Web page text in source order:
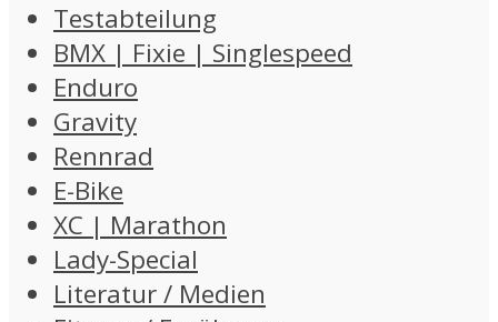
Testabteilung
BMX | Fixie | Singlespeed
Enduro
Gravity
Rennrad
E-Bike
XC | Marathon
Lady-Special
Literatur / Medien